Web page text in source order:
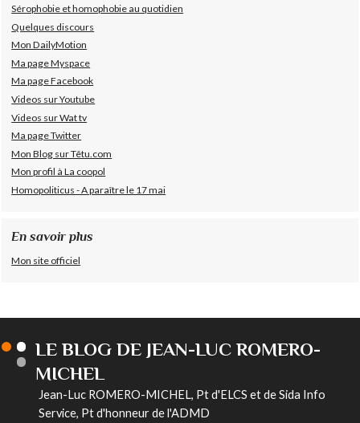
Sérophobie et homophobie au quotidien
Quelques discours
Mon DailyMotion
Ma page Myspace
Ma page Facebook
Videos sur Youtube
Videos sur Wat tv
Ma page Twitter
Mon Blog sur Têtu.com
Mon profil à La coopol
Homopoliticus - A paraître le 17 mai
En savoir plus
Mon site officiel
LE BLOG DE JEAN-LUC ROMERO-
MICHEL
Jean-Luc ROMERO-MICHEL, Pt d'ELCS et de Sida Info
Service, Pt d'honneur de l'ADMD